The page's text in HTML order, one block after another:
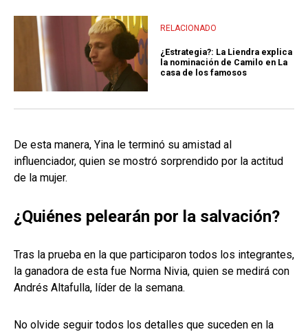
RELACIONADO
¿Estrategia?: La Liendra explica
la nominación de Camilo en La
casa de los famosos
De esta manera, Yina le terminó su amistad al
influenciador, quien se mostró sorprendido por la actitud
de la mujer.
¿Quiénes pelearán por la salvación?
Tras la prueba en la que participaron todos los integrantes,
la ganadora de esta fue Norma Nivia, quien se medirá con
Andrés Altafulla, líder de la semana.
No olvide seguir todos los detalles que suceden en la